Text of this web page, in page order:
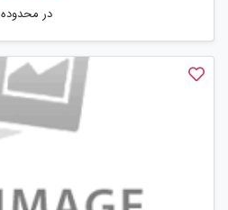
در محدوده